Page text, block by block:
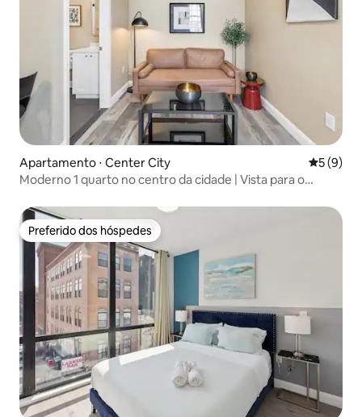
Apartamento ⋅ Center City 5 de
5 (9)
Moderno 1 quarto no centro da cidade | Vista para o
Preferido dos hóspedes
Preferido dos hóspedes